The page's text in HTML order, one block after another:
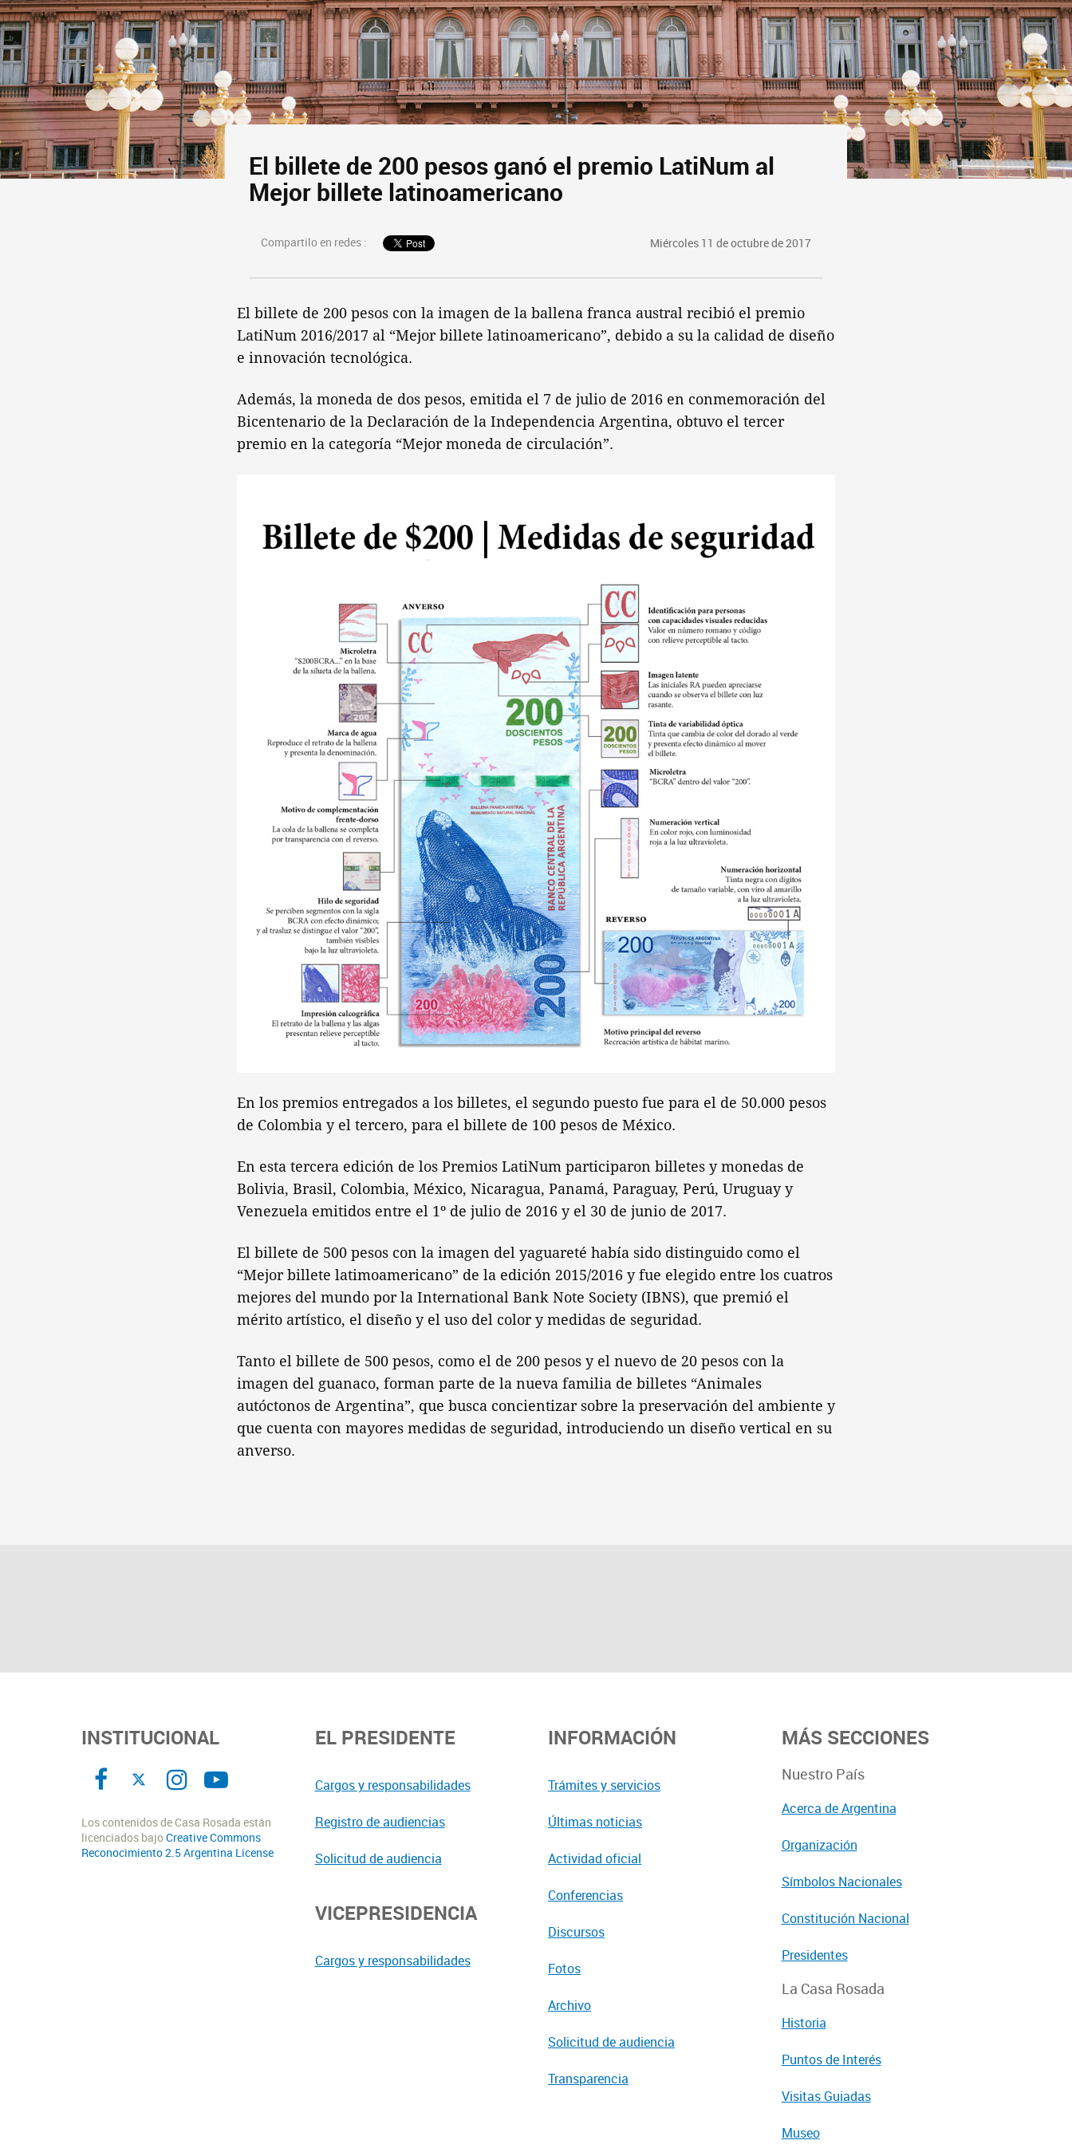
El billete de 200 pesos ganó el premio LatiNum al
Mejor billete latinoamericano
Compartilo en redes : Miércoles 11 de octubre de 2017
El billete de 200 pesos con la imagen de la ballena franca austral recibió el premio
LatiNum 2016/2017 al “Mejor billete latinoamericano”, debido a su la calidad de diseño
e innovación tecnológica.
Además, la moneda de dos pesos, emitida el 7 de julio de 2016 en conmemoración del
Bicentenario de la Declaración de la Independencia Argentina, obtuvo el tercer
premio en la categoría “Mejor moneda de circulación”.
En los premios entregados a los billetes, el segundo puesto fue para el de 50.000 pesos
de Colombia y el tercero, para el billete de 100 pesos de México.
En esta tercera edición de los Premios LatiNum participaron billetes y monedas de
Bolivia, Brasil, Colombia, México, Nicaragua, Panamá, Paraguay, Perú, Uruguay y
Venezuela emitidos entre el 1º de julio de 2016 y el 30 de junio de 2017.
El billete de 500 pesos con la imagen del yaguareté había sido distinguido como el
“Mejor billete latimoamericano” de la edición 2015/2016 y fue elegido entre los cuatros
mejores del mundo por la International Bank Note Society (IBNS), que premió el
mérito artístico, el diseño y el uso del color y medidas de seguridad.
Tanto el billete de 500 pesos, como el de 200 pesos y el nuevo de 20 pesos con la
imagen del guanaco, forman parte de la nueva familia de billetes “Animales
autóctonos de Argentina”, que busca concientizar sobre la preservación del ambiente y
que cuenta con mayores medidas de seguridad, introduciendo un diseño vertical en su
anverso.
INSTITUCIONAL
Los contenidos de Casa Rosada están
licenciados bajoCreative Commons
Reconocimiento 2.5 Argentina License
EL PRESIDENTE
Cargos y responsabilidades
Registro de audiencias
Solicitud de audiencia
VICEPRESIDENCIA
Cargos y responsabilidades
INFORMACIÓN
Trámites y servicios
Últimas noticias
Actividad oficial
Conferencias
Discursos
Fotos
Archivo
Solicitud de audiencia
Transparencia
MÁS SECCIONES
Nuestro País
Acerca de Argentina
Organización
Símbolos Nacionales
Constitución Nacional
Presidentes
La Casa Rosada
Historia
Puntos de Interés
Visitas Guiadas
Museo